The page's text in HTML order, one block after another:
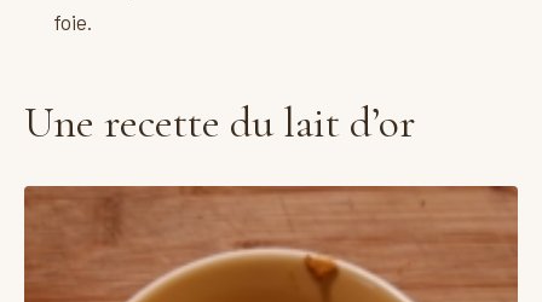
foie.
Une recette du lait d’or